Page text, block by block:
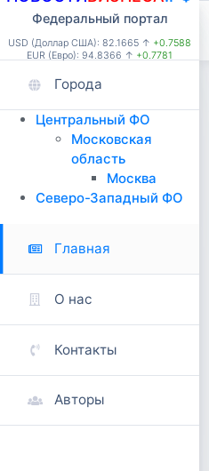
Федеральный портал
USD (Доллар США): 82.1665 ↑ +0.7588
EUR (Евро): 94.8366 ↑ +0.7781
Города
Центральный ФО
Московская
область
Москва
Северо-Западный ФО
Главная
О нас
Контакты
Авторы